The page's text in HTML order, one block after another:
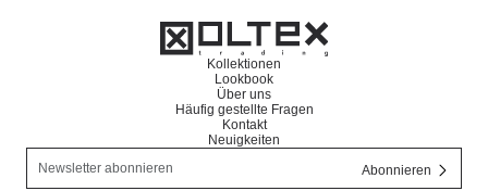
Kollektionen
Lookbook
Über uns
Häufig gestellte Fragen
Kontakt
Neuigkeiten